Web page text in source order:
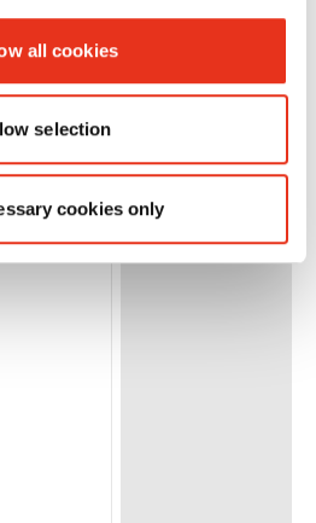
all cookies
selection
cookies only
4026631031363